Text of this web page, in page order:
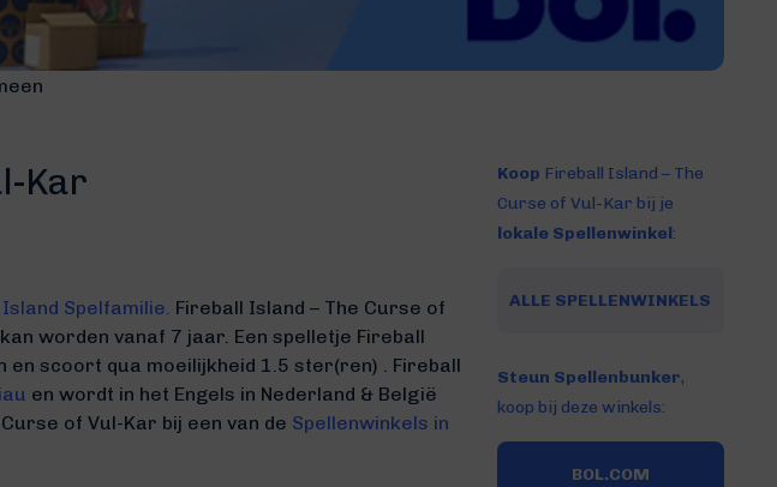
Kar
Spelfamilie. Fireball Island – The Curse of
worden vanaf 7 jaar. Een spelletje Fireball
en scoort qua moeilijkheid 1.5 ster(ren) . Fireball
en wordt in het Engels in Nederland & België
of Vul-Kar bij een van de Spellenwinkels in
Koop Fireball Island – The
Curse of Vul-Kar bij je
lokale Spellenwinkel:
ALLE SPELLENWINKELS
Steun Spellenbunker,
koop bij deze winkels:
BOL.COM